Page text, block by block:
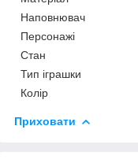
Наповнювач
Персонажі
Стан
Тип іграшки
Колір
Приховати